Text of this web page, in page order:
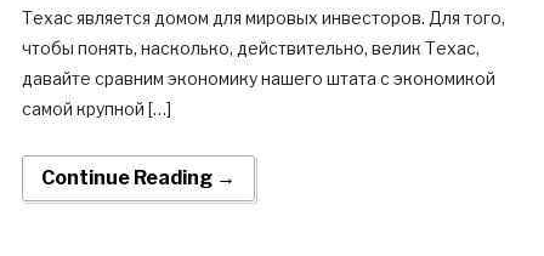
Техас является домом для мировых инвесторов. Для того,
чтобы понять, насколько, действительно, велик Техас,
давайте сравним экономику нашего штата с экономикой
самой крупной […]
Continue Reading →